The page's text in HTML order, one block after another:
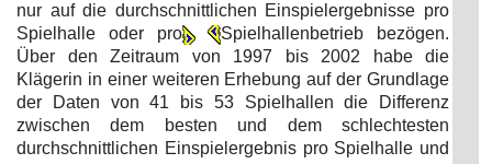
nur auf die durchschnittlichen Einspielergebnisse pro
Spielhalle oder pro
Spielhallenbetrieb bezögen.
Über den Zeitraum von 1997 bis 2002 habe die
Klägerin in einer weiteren Erhebung auf der Grundlage
der Daten von 41 bis 53 Spielhallen die Differenz
zwischen dem besten und dem schlechtesten
durchschnittlichen Einspielergebnis pro Spielhalle und